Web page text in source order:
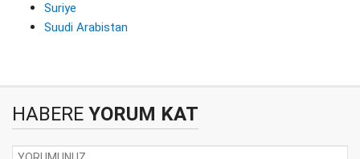
Suriye
Suudi Arabistan
HABERE YORUM KAT